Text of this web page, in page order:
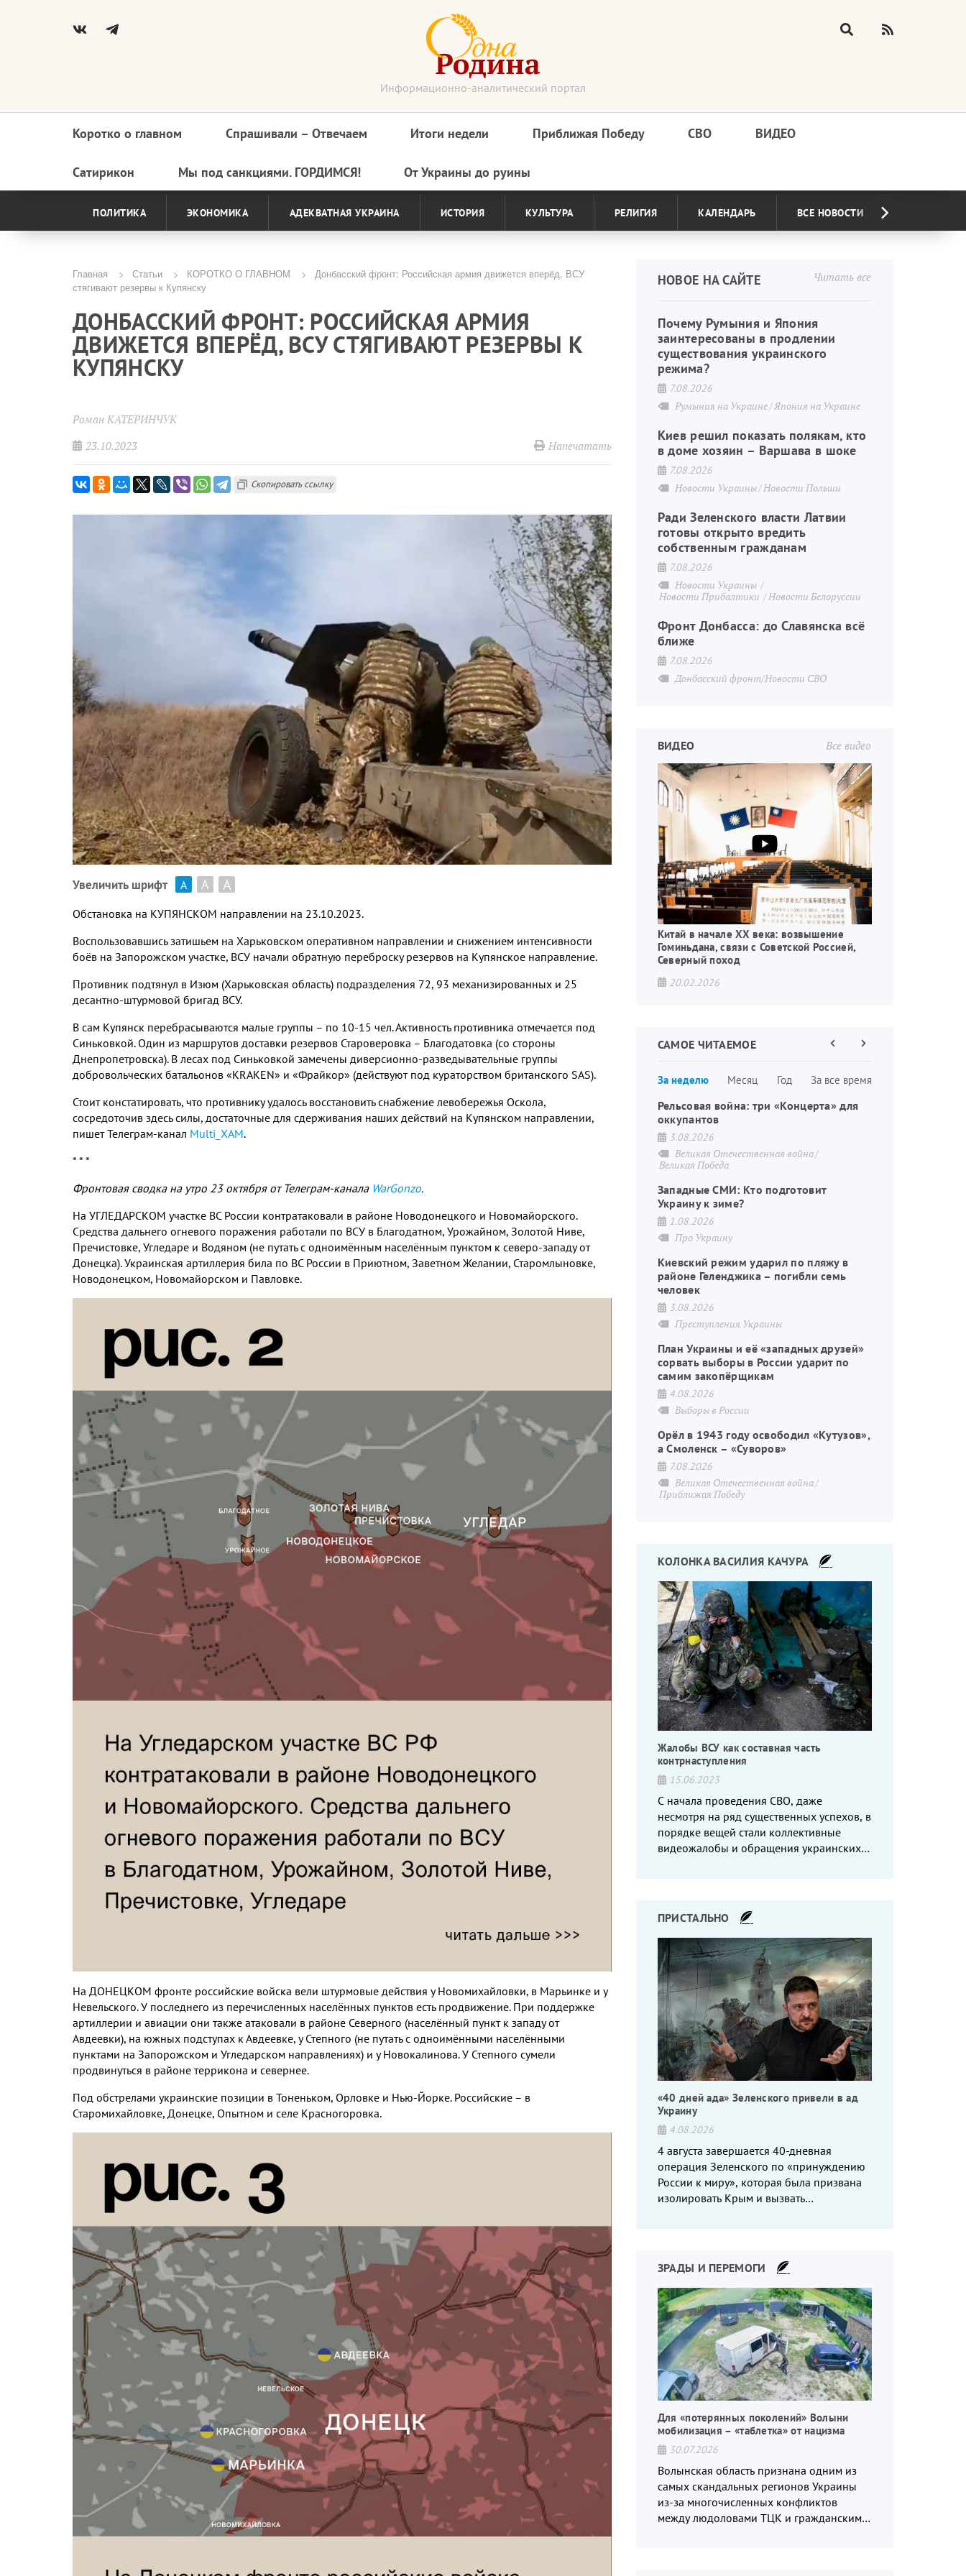
Информационно-аналитический портал
Основная
навигация
Коротко о главном Спрашивали – Отвечаем Итоги недели Приближая Победу СВО ВИДЕО
Сатирикон Мы под санкциями. ГОРДИМСЯ! От Украины до руины
ПОЛИТИКА ЭКОНОМИКА АДЕКВАТНАЯ УКРАИНА ИСТОРИЯ КУЛЬТУРА РЕЛИГИЯ КАЛЕНДАРЬ ВСЕ НОВОСТИ
Строка
навигации
Главная Статьи КОРОТКО О ГЛАВНОМ
Донбасский фронт: Российская армия движется вперёд, ВСУ
стягивают резервы к Купянску
ДОНБАССКИЙ ФРОНТ: РОССИЙСКАЯ АРМИЯ
ДВИЖЕТСЯ ВПЕРЁД, ВСУ СТЯГИВАЮТ РЕЗЕРВЫ К
КУПЯНСКУ
Роман КАТЕРИНЧУК
23.10.2023
Напечатать
Скопировать ссылку
Увеличить шрифт А А А
Обстановка на КУПЯНСКОМ направлении на 23.10.2023.
Воспользовавшись затишьем на Харьковском оперативном направлении и снижением интенсивности
боёв на Запорожском участке, ВСУ начали обратную переброску резервов на Купянское направление.
Противник подтянул в Изюм (Харьковская область) подразделения 72, 93 механизированных и 25
десантно-штурмовой бригад ВСУ.
В сам Купянск перебрасываются малые группы – по 10-15 чел. Активность противника отмечается под
Синьковкой. Один из маршрутов доставки резервов Староверовка – Благодатовка (со стороны
Днепропетровска). В лесах под Синьковкой замечены диверсионно-разведывательные группы
добровольческих батальонов «KRAKEN» и «Фрайкор» (действуют под кураторством британского SAS).
Стоит констатировать, что противнику удалось восстановить снабжение левобережья Оскола,
сосредоточив здесь силы, достаточные для сдерживания наших действий на Купянском направлении,
пишет Телеграм-канал Multi_XAM.
* * *
Фронтовая сводка на утро 23 октября от Телеграм-канала WarGonzo.
На УГЛЕДАРСКОМ участке ВС России контратаковали в районе Новодонецкого и Новомайорского.
Средства дальнего огневого поражения работали по ВСУ в Благодатном, Урожайном, Золотой Ниве,
Пречистовке, Угледаре и Водяном (не путать с одноимённым населённым пунктом к северо-западу от
Донецка). Украинская артиллерия била по ВС России в Приютном, Заветном Желании, Старомлыновке,
Новодонецком, Новомайорском и Павловке.
На ДОНЕЦКОМ фронте российские войска вели штурмовые действия у Новомихайловки, в Марьинке и у
Невельского. У последнего из перечисленных населённых пунктов есть продвижение. При поддержке
артиллерии и авиации они также атаковали в районе Северного (населённый пункт к западу от
Авдеевки), на южных подступах к Авдеевке, у Степного (не путать с одноимёнными населёнными
пунктами на Запорожском и Угледарском направлениях) и у Новокалинова. У Степного сумели
продвинуться в районе террикона и севернее.
Под обстрелами украинские позиции в Тоненьком, Орловке и Нью-Йорке. Российские – в
Старомихайловке, Донецке, Опытном и селе Красногоровка.
Читать все
НОВОЕ НА САЙТЕ
Почему Румыния и Япония
заинтересованы в продлении
существования украинского
режима?
7.08.2026
Румыния на Украине Япония на Украине
Киев решил показать полякам, кто
в доме хозяин – Варшава в шоке
7.08.2026
Новости Украины Новости Польши
Ради Зеленского власти Латвии
готовы открыто вредить
собственным гражданам
7.08.2026
Новости Украины
Новости Прибалтики
Новости Белоруссии
Фронт Донбасса: до Славянска всё
ближе
7.08.2026
Донбасский фронт/Новости СВО
Все видео
ВИДЕО
Китай в начале XX века: возвышение
Гоминьдана, связи с Советской Россией,
Северный поход
20.02.2026
САМОЕ ЧИТАЕМОЕ
За неделю Месяц Год За все время
страниц
ПредыдущаяСледующая
Рельсовая война: три «Концерта» для
оккупантов
3.08.2026
Великая Отечественная война
Великая Победа
Западные СМИ: Кто подготовит
Украину к зиме?
1.08.2026
Про Украину
Киевский режим ударил по пляжу в
районе Геленджика – погибли семь
человек
3.08.2026
Преступления Украины
План Украины и её «западных друзей»
сорвать выборы в России ударит по
самим закопёрщикам
4.08.2026
Выборы в России
Орёл в 1943 году освободил «Кутузов»,
а Смоленск – «Суворов»
7.08.2026
Великая Отечественная война
Приближая Победу
КОЛОНКА ВАСИЛИЯ КАЧУРА
Жалобы ВСУ как составная часть
контрнаступления
15.06.2023
С начала проведения СВО, даже
несмотря на ряд существенных успехов, в
порядке вещей стали коллективные
видеожалобы и обращения украинских
ПРИСТАЛЬНО
«40 дней ада» Зеленского привели в ад
Украину
4.08.2026
4 августа завершается 40-дневная
операция Зеленского по «принуждению
России к миру», которая была призвана
изолировать Крым и вызвать
ЗРАДЫ И ПЕРЕМОГИ
Для «потерянных поколений» Волыни
мобилизация – «таблетка» от нацизма
30.07.2026
Волынская область признана одним из
самых скандальных регионов Украины
из-за многочисленных конфликтов
между людоловами ТЦК и гражданским